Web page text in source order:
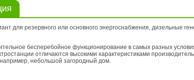
для резервного или основного энергоснабжения, дизельные
бесперебойное функционирование в самых разных
отличаются высокими характеристиками
небольшой загородный дом.